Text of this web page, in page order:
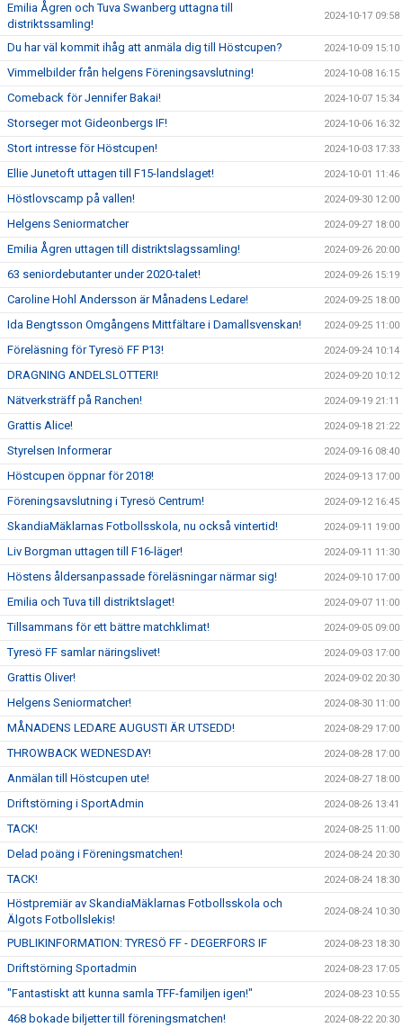
Emilia Ågren och Tuva Swanberg uttagna till
distriktssamling!
2024-10-17 09:58
Du har väl kommit ihåg att anmäla dig till Höstcupen? 2024-10-09 15:10
Vimmelbilder från helgens Föreningsavslutning! 2024-10-08 16:15
Comeback för Jennifer Bakai! 2024-10-07 15:34
Storseger mot Gideonbergs IF! 2024-10-06 16:32
Stort intresse för Höstcupen! 2024-10-03 17:33
Ellie Junetoft uttagen till F15-landslaget! 2024-10-01 11:46
Höstlovscamp på vallen! 2024-09-30 12:00
Helgens Seniormatcher 2024-09-27 18:00
Emilia Ågren uttagen till distriktslagssamling! 2024-09-26 20:00
63 seniordebutanter under 2020-talet! 2024-09-26 15:19
Caroline Hohl Andersson är Månadens Ledare! 2024-09-25 18:00
Ida Bengtsson Omgångens Mittfältare i Damallsvenskan! 2024-09-25 11:00
Föreläsning för Tyresö FF P13! 2024-09-24 10:14
DRAGNING ANDELSLOTTERI! 2024-09-20 10:12
Nätverksträff på Ranchen! 2024-09-19 21:11
Grattis Alice! 2024-09-18 21:22
Styrelsen Informerar 2024-09-16 08:40
Höstcupen öppnar för 2018! 2024-09-13 17:00
Föreningsavslutning i Tyresö Centrum! 2024-09-12 16:45
SkandiaMäklarnas Fotbollsskola, nu också vintertid! 2024-09-11 19:00
Liv Borgman uttagen till F16-läger! 2024-09-11 11:30
Höstens åldersanpassade föreläsningar närmar sig! 2024-09-10 17:00
Emilia och Tuva till distriktslaget! 2024-09-07 11:00
Tillsammans för ett bättre matchklimat! 2024-09-05 09:00
Tyresö FF samlar näringslivet! 2024-09-03 17:00
Grattis Oliver! 2024-09-02 20:30
Helgens Seniormatcher! 2024-08-30 11:00
MÅNADENS LEDARE AUGUSTI ÄR UTSEDD! 2024-08-29 17:00
THROWBACK WEDNESDAY! 2024-08-28 17:00
Anmälan till Höstcupen ute! 2024-08-27 18:00
Driftstörning i SportAdmin 2024-08-26 13:41
TACK! 2024-08-25 11:00
Delad poäng i Föreningsmatchen! 2024-08-24 20:30
TACK! 2024-08-24 18:30
Höstpremiär av SkandiaMäklarnas Fotbollsskola och
Älgots Fotbollslekis!
2024-08-24 10:30
PUBLIKINFORMATION: TYRESÖ FF - DEGERFORS IF 2024-08-23 18:30
Driftstörning Sportadmin 2024-08-23 17:05
"Fantastiskt att kunna samla TFF-familjen igen!" 2024-08-23 10:55
468 bokade biljetter till föreningsmatchen! 2024-08-22 20:30